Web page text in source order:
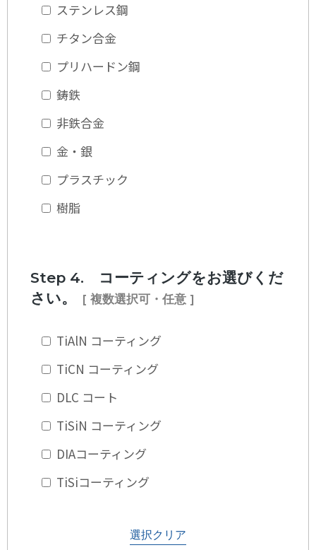
ステンレス鋼
チタン合金
プリハードン鋼
鋳鉄
非鉄合金
金・銀
プラスチック
樹脂
Step 4. コーティングをお選びくだ
さい。
[ 複数選択可・任意 ]
TiAlN コーティング
TiCN コーティング
DLC コート
TiSiN コーティング
DIAコーティング
TiSiコーティング